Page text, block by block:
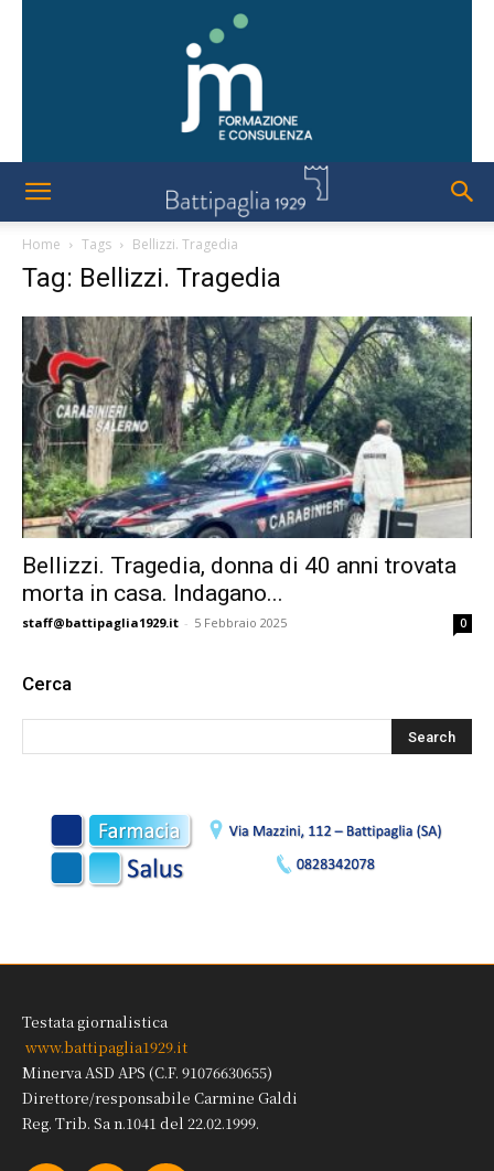
Home Tags Bellizzi. Tragedia
Tag: Bellizzi. Tragedia
Bellizzi. Tragedia, donna di 40 anni trovata
morta in casa. Indagano...
staff@battipaglia1929.it - 5 Febbraio 2025 0
Cerca
Testata giornalistica
www.battipaglia1929.it
Minerva ASD APS (C.F. 91076630655)
Direttore/responsabile Carmine Galdi
Reg. Trib. Sa n.1041 del 22.02.1999.